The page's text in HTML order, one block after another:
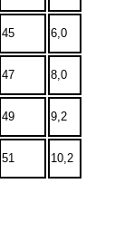
45 6,0
47 8,0
49 9,2
51 10,2